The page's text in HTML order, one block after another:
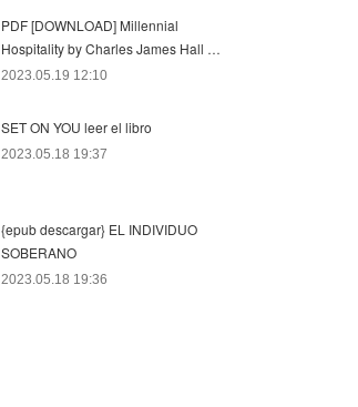
PDF [DOWNLOAD] Millennial
Hospitality by Charles James Hall …
2023.05.19 12:10
SET ON YOU leer el libro
2023.05.18 19:37
{epub descargar} EL INDIVIDUO
SOBERANO
2023.05.18 19:36